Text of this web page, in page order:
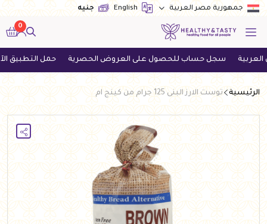
جمهورية مصر العربية جنيه
0
سجل حساب للحصول على العروض الحصرية حمل التطبيق الآن
الرئيسية توست الارز البنى 125 جرام من كينج ام